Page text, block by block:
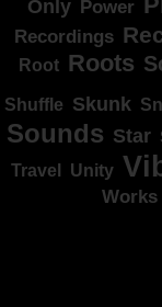
Only Power
Recordings
Root Roots
Shuffle Skunk
Sounds Star
Travel Unity
Works